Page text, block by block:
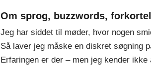
Om sprog, buzzwords,
Jeg har siddet til møder, hvor nogen
Så laver jeg måske en diskret søgning
Erfaringen er der – men jeg kender